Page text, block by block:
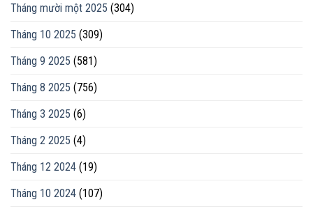
Tháng mười một 2025 (304)
Tháng 10 2025 (309)
Tháng 9 2025 (581)
Tháng 8 2025 (756)
Tháng 3 2025 (6)
Tháng 2 2025 (4)
Tháng 12 2024 (19)
Tháng 10 2024 (107)